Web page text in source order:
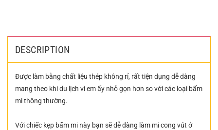
DESCRIPTION
Được làm bằng chất liệu thép không rỉ, rất tiện dụng dễ dàng
mang theo khi du lịch vì em ấy nhỏ gọn hơn so với các loại bấm
mi thông thường.
Với chiếc kẹp bấm mi này bạn sẽ dễ dàng làm mi cong vút ở